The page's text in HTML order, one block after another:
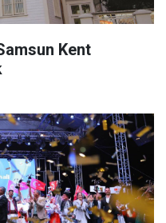
Kent